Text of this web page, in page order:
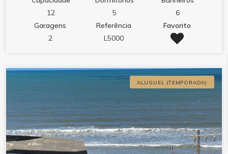
12
5
6
Garagens
2
Referência
L5000
Favorito
ALUGUEL (TEMPORADA)